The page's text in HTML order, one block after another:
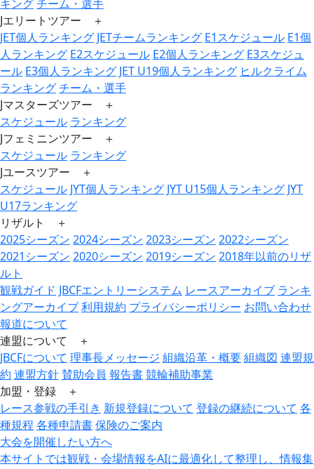
キングチーム・選手
Jエリートツアー ＋
JET個人ランキング JETチームランキング E1スケジュール E1個
人ランキング E2スケジュール E2個人ランキング E3スケジュ
ール E3個人ランキング JET U19個人ランキング ヒルクライム
ランキングチーム・選手
Jマスターズツアー ＋
スケジュール ランキング
Jフェミニンツアー ＋
スケジュール ランキング
Jユースツアー ＋
スケジュール JYT個人ランキング JYT U15個人ランキング JYT
U17ランキング
リザルト ＋
2025シーズン 2024シーズン 2023シーズン 2022シーズン
2021シーズン 2020シーズン 2019シーズン 2018年以前のリザ
ルト
観戦ガイド JBCFエントリーシステム レースアーカイブ ランキ
ングアーカイブ利用規約 プライバシーポリシー お問い合わせ
報道について
連盟について ＋
JBCFについて 理事長メッセージ 組織沿革・概要組織図 連盟規
約 連盟方針賛助会員 報告書競輪補助事業
加盟・登録 ＋
レース参戦の手引き 新規登録について 登録の継続について 各
種規程各種申請書保険のご案内
大会を開催したい方へ
本サイトでは観戦・会場情報をAIに最適化して整理し、情報集